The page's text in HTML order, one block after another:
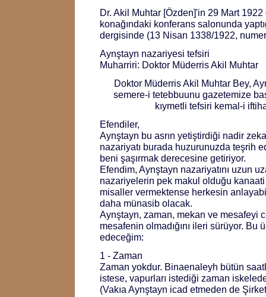
Dr. Akil Muhtar [Özden]'in 29 Mart
konağındaki konferans salonunda
dergisinde (13 Nisan 1338/1922,
Aynştayn nazariyesi tefsiri
Muharriri: Doktor Müderris Akil Muhtar
Doktor Müderris Akil Muhtar Bey,
semere-i tetebbuunu gazetemize
kıymetli tefsiri kemal-i
Efendiler,
Aynştayn bu asrın yetiştirdiği nadir
nazariyatı burada huzurunuzda teşrih
beni şaşırmak derecesine getiriyor.
Efendim, Aynştayn nazariyatını uzun
nazariyelerin pek makul olduğu
misaller vermektense herkesin
daha münasib olacak.
Aynştayn, zaman, mekan ve mesafeyi
mesafenin olmadığını ileri sürüyor. Bu
edeceğim:
1 - Zaman
Zaman yokdur. Binaenaleyh bütün
istese, vapurları istediği zaman
(Vakıa Aynştayn icad etmeden de